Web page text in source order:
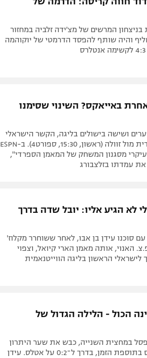
השלים 79 דקות בניצחון המרשים של מצ'ידה זלביה במחזור
והיה שותף להפסד הדרמטי של יוקוהמה
באייאקס? השינוי שסימנו
ושישה בישולים בליגה, הקשר הישראלי
יפתח עונה חדשה בליגה ההולנדית מול זוולה (ראשון, 15:30, ספורט4). ב-ESPN
מסגנון המשחק של המאמן הספרדי",
לא הגיע אליו: יובל שדה בדרך
יחד עם סוכנו עידן בן אבו, לאחר ששוחרר מקלוז'
האנוי, אותה מאמן הארי קיואל, וצפוי
הראשון בליגה הווייטנאמית
הכול - הלילה הגדול של
במחצית השנייה, כבש את שער היתרון
בדקה ה־78 ובישל לטייגר סמולס בתוספת הזמן, בדרך ל־0:2 על אטלס. עידן